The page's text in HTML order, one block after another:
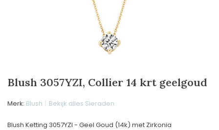
Blush 3057YZI, Collier 14 krt geelgoud
Merk: Blush Bekijk alles Sieraden
Blush Ketting 3057YZI - Geel Goud (14k) met Zirkonia